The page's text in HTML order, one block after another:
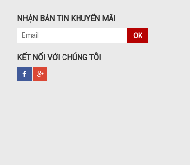
NHẬN BẢN TIN KHUYẾN MÃI
OK
KẾT NỐI VỚI CHÚNG TÔI